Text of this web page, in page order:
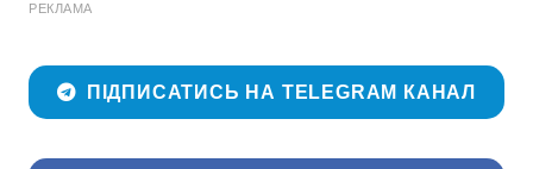
РЕКЛАМА
ПІДПИСАТИСЬ НА TELEGRAM КАНАЛ